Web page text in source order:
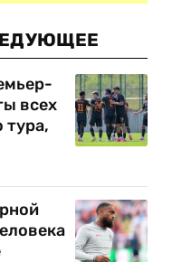
всех
тура,